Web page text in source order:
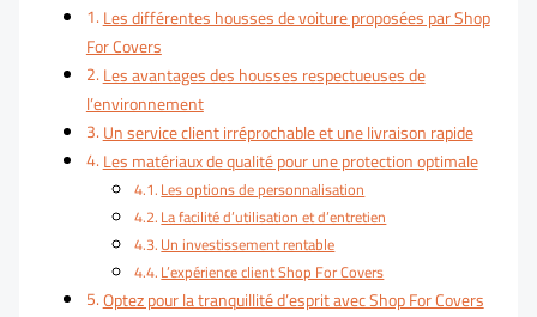
Les différentes housses de voiture proposées par Shop
For Covers
Les avantages des housses respectueuses de
l’environnement
Un service client irréprochable et une livraison rapide
Les matériaux de qualité pour une protection optimale
Les options de personnalisation
La facilité d’utilisation et d’entretien
Un investissement rentable
L’expérience client Shop For Covers
Optez pour la tranquillité d’esprit avec Shop For Covers